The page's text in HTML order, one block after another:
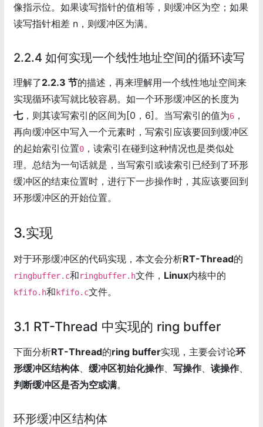
像指示位。如果读写指针的值相等，则缓冲区为空；如果
读写指针相差 n，则缓冲区为满。
2.2.4 如何实现一个线性地址空间的循环读写
理解了2.2.3 节的描述，再来理解用一个线性地址空间来
实现循环读写就比较容易。如一个环形缓冲区的长度为
七，则其读写索引的区间为[0，6]。当写索引的值为6 ，
再向缓冲区中写入一个元素时，写索引应该要回到缓冲区
的起始索引位置0 ，读索引在碰到这种情况也是类似处
理。总结为一句话就是，当写索引或读索引已经到了环形
缓冲区的结束位置时，进行下一步操作时，其应该要回到
环形缓冲区的开始位置。
3.实现
对于环形缓冲区的代码实现，本文会分析RT-Thread的
ringbuffer.c和ringbuffer.h文件， Linux内核中的
kfifo.h和 kfifo.c文件。
3.1 RT-Thread 中实现的 ring buffer
下面分析RT-Thread的ring buffer实现，主要会讨论环
形缓冲区结构体、 缓冲区初始化操作、 写操作、 读操作、
判断缓冲区是否为空或满。
环形缓冲区结构体